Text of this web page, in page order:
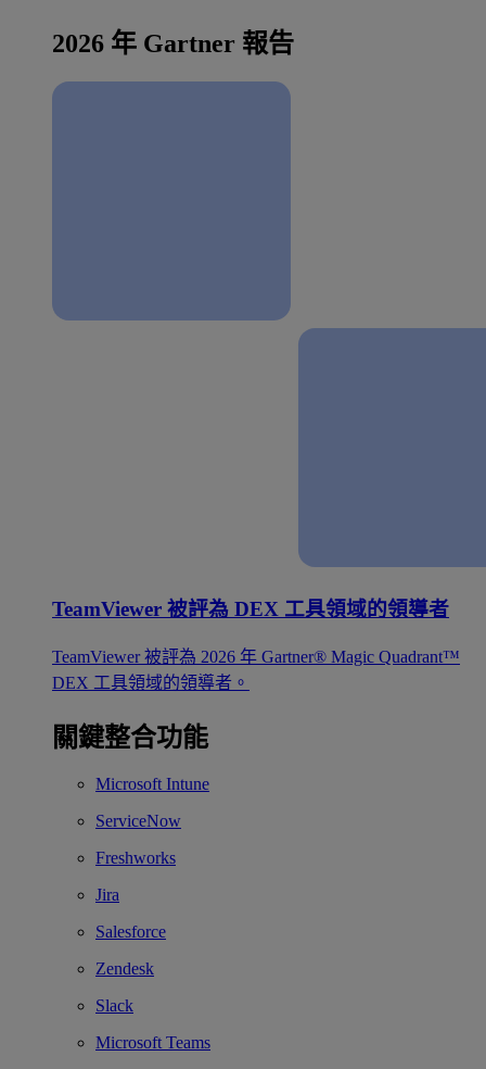
2026 年 Gartner 報告
TeamViewer 被評為 DEX 工具領域的領導者
TeamViewer 被評為 2026 年 Gartner® Magic Quadrant™
DEX 工具領域的領導者。
關鍵整合功能
Microsoft Intune
ServiceNow
Freshworks
Jira
Salesforce
Zendesk
Slack
Microsoft Teams